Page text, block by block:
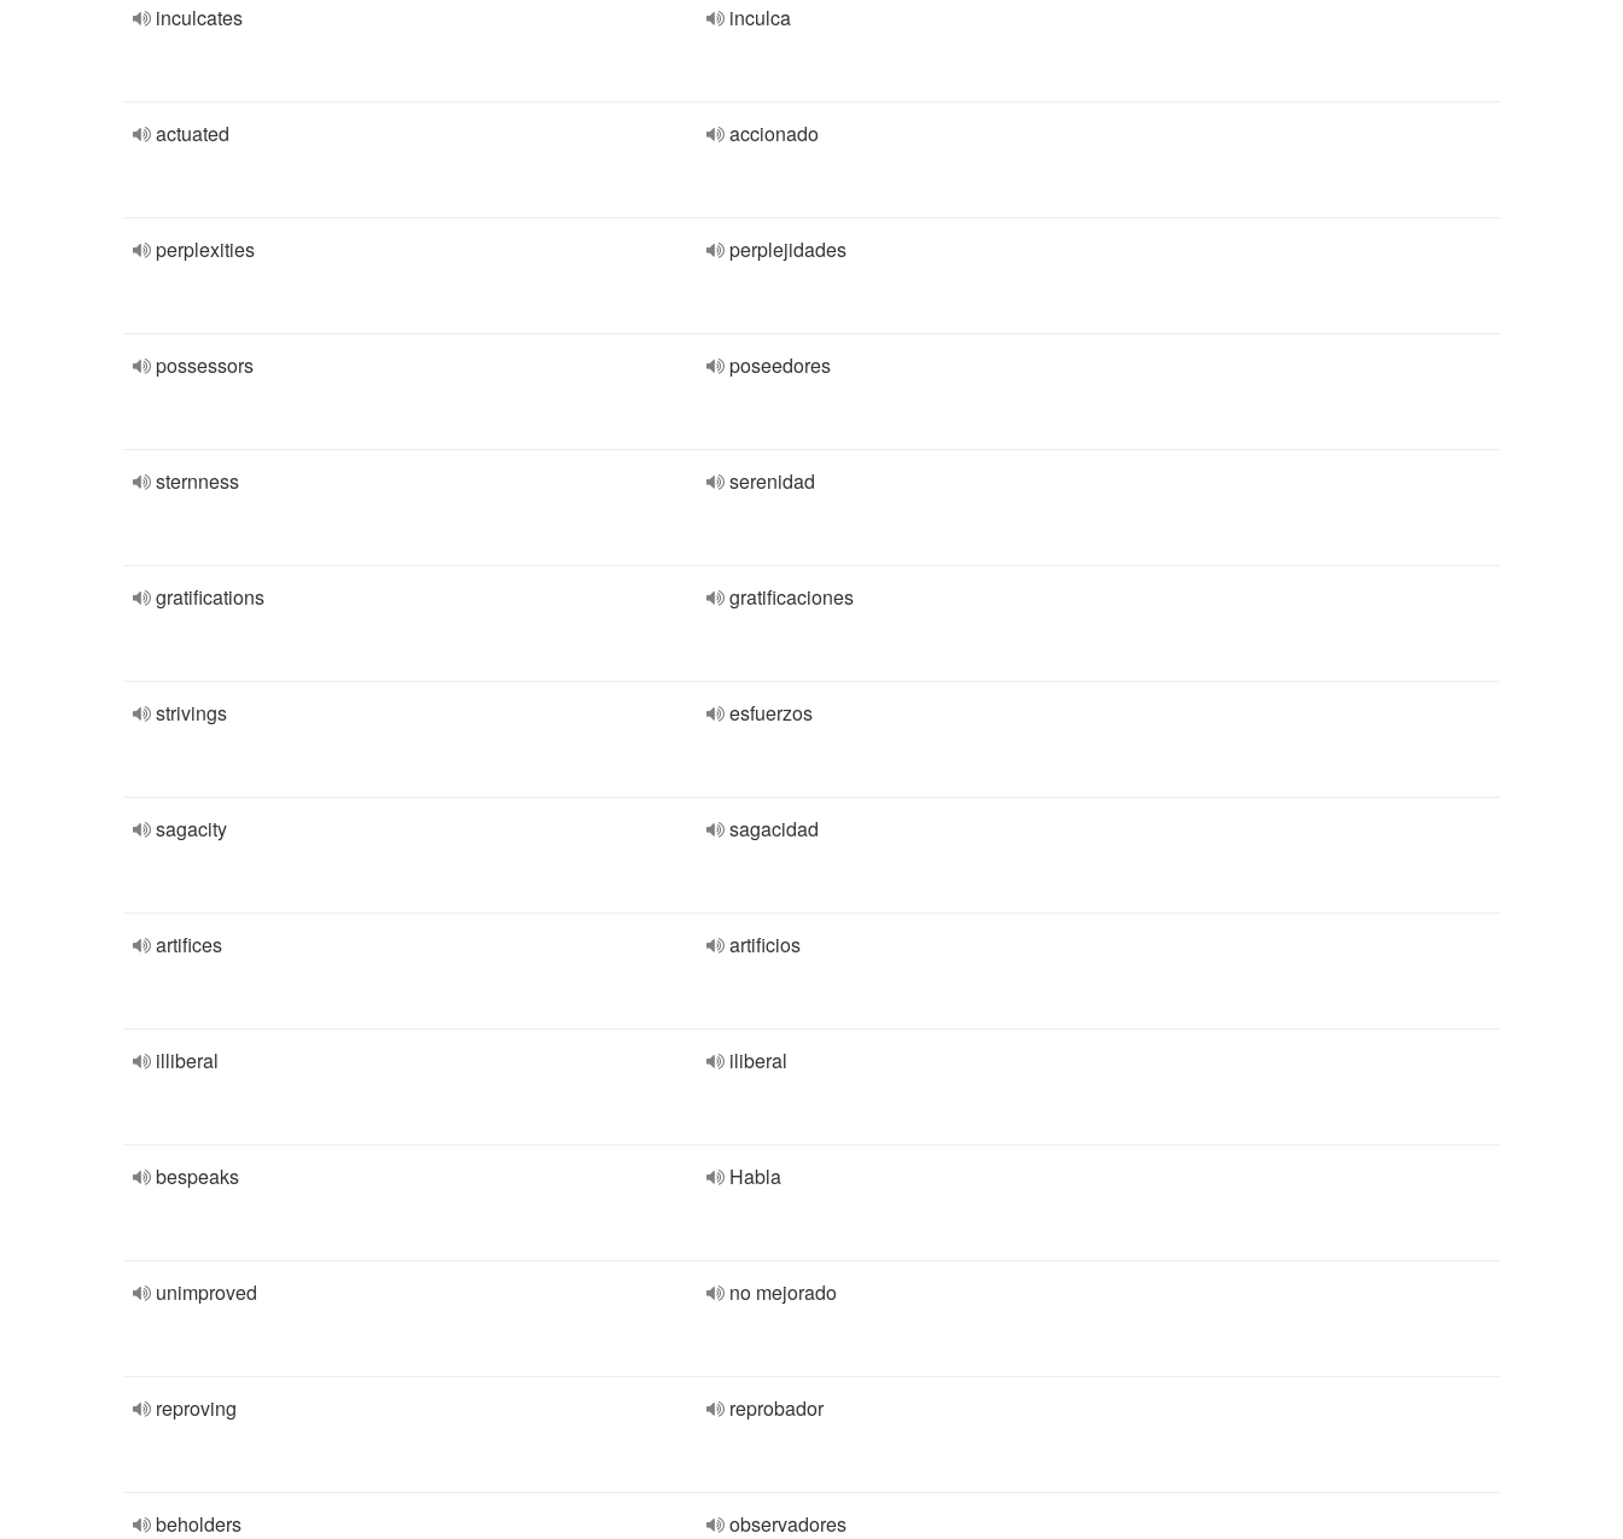
inculcates inculca
actuated accionado
perplexities perplejidades
possessors poseedores
sternness serenidad
gratifications gratificaciones
strivings esfuerzos
sagacity sagacidad
artifices artificios
illiberal iliberal
bespeaks Habla
unimproved no mejorado
reproving reprobador
beholders observadores